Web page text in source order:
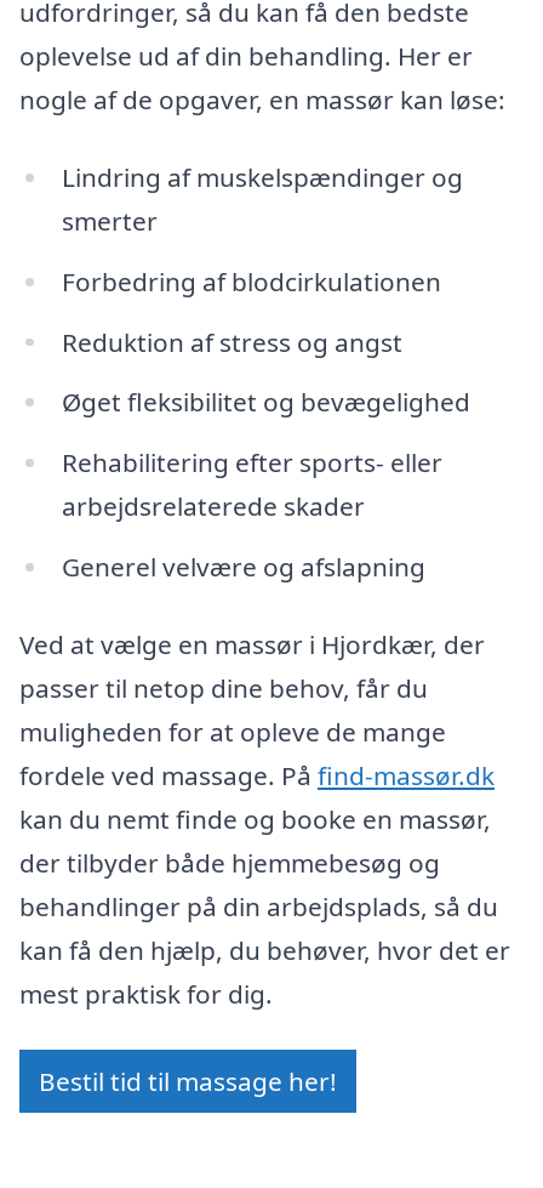
udfordringer, så du kan få den bedste
oplevelse ud af din behandling. Her er
nogle af de opgaver, en massør kan løse:
Lindring af muskelspændinger og
smerter
Forbedring af blodcirkulationen
Reduktion af stress og angst
Øget fleksibilitet og bevægelighed
Rehabilitering efter sports- eller
arbejdsrelaterede skader
Generel velvære og afslapning
Ved at vælge en massør i Hjordkær, der
passer til netop dine behov, får du
muligheden for at opleve de mange
fordele ved massage. På find-massør.dk
kan du nemt finde og booke en massør,
der tilbyder både hjemmebesøg og
behandlinger på din arbejdsplads, så du
kan få den hjælp, du behøver, hvor det er
mest praktisk for dig.
Bestil tid til massage her!